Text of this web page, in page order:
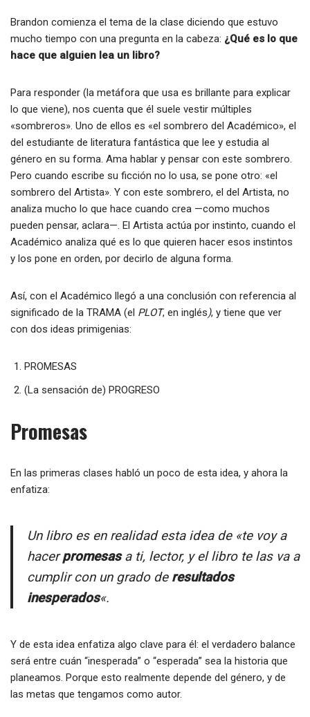
Brandon comienza el tema de la clase diciendo que estuvo
mucho tiempo con una pregunta en la cabeza: ¿Qué es lo que
hace que alguien lea un libro?
Para responder (la metáfora que usa es brillante para explicar
lo que viene), nos cuenta que él suele vestir múltiples
«sombreros». Uno de ellos es «el sombrero del Académico», el
del estudiante de literatura fantástica que lee y estudia al
género en su forma. Ama hablar y pensar con este sombrero.
Pero cuando escribe su ficción no lo usa, se pone otro: «el
sombrero del Artista». Y con este sombrero, el del Artista, no
analiza mucho lo que hace cuando crea —como muchos
pueden pensar, aclara—. El Artista actúa por instinto, cuando el
Académico analiza qué es lo que quieren hacer esos instintos
y los pone en orden, por decirlo de alguna forma.
Así, con el Académico llegó a una conclusión con referencia al
significado de la TRAMA (el PLOT, en inglés), y tiene que ver
con dos ideas primigenias:
PROMESAS
(La sensación de) PROGRESO
Promesas
En las primeras clases habló un poco de esta idea, y ahora la
enfatiza:
Un libro es en realidad esta idea de «te voy a
hacerpromesasa ti, lector, y el libro te las va a
cumplir con un grado de resultados
inesperados«.
Y de esta idea enfatiza algo clave para él: el verdadero balance
será entre cuán “inesperada” o “esperada” sea la historia que
planeamos. Porque esto realmente depende del género, y de
las metas que tengamos como autor.